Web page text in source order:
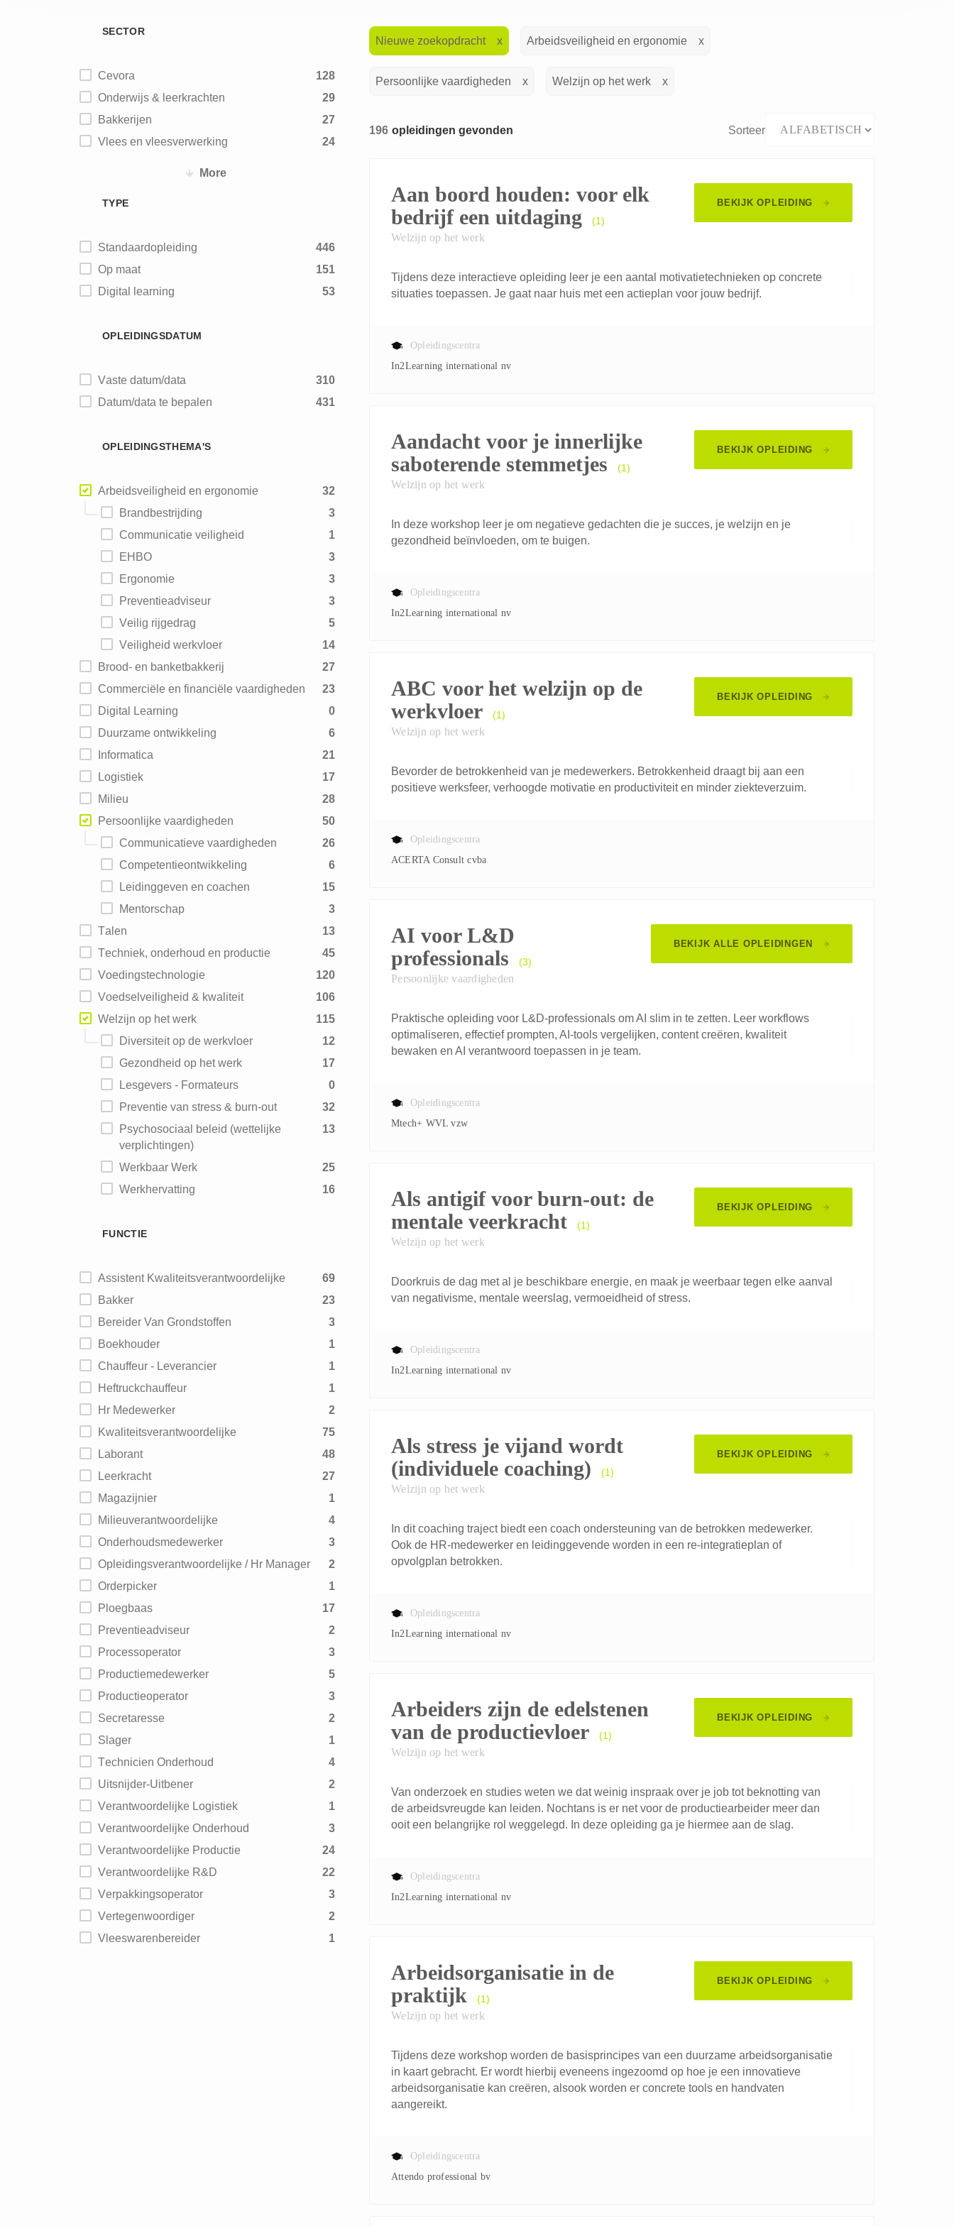
SECTOR
Cevora
128
Onderwijs & leerkrachten
29
Bakkerijen
27
Vlees en vleesverwerking
24
Zuivel
Maalderijen
3
Diervoeding
12
Chocolade - biscuits – snoep
2
Brouwerijen
More
TYPE
Standaardopleiding
446
Op maat
151
Digital learning
53
OPLEIDINGSDATUM
Vaste datum/data
310
Datum/data te bepalen
431
OPLEIDINGSTHEMA'S
Arbeidsveiligheid en ergonomie
32
Brandbestrijding
3
Communicatie veiligheid
1
EHBO
3
Ergonomie
3
Preventieadviseur
3
Veilig rijgedrag
5
Veiligheid werkvloer
14
Brood- en banketbakkerij
27
Commerciële en financiële vaardigheden
23
Digital Learning
0
Duurzame ontwikkeling
6
Informatica
21
Logistiek
17
Milieu
28
Persoonlijke vaardigheden
50
Communicatieve vaardigheden
26
Competentieontwikkeling
6
Leidinggeven en coachen
15
Mentorschap
3
Talen
13
Techniek, onderhoud en productie
45
Voedingstechnologie
120
Voedselveiligheid & kwaliteit
106
Welzijn op het werk
115
Diversiteit op de werkvloer
12
Gezondheid op het werk
17
Lesgevers - Formateurs
0
Preventie van stress & burn-out
32
Psychosociaal beleid (wettelijke
verplichtingen)
13
Werkbaar Werk
25
Werkhervatting
16
FUNCTIE
Assistent Kwaliteitsverantwoordelijke
69
Bakker
23
Bereider Van Grondstoffen
3
Boekhouder
1
Chauffeur - Leverancier
1
Heftruckchauffeur
1
Hr Medewerker
2
Kwaliteitsverantwoordelijke
75
Laborant
48
Leerkracht
27
Magazijnier
1
Milieuverantwoordelijke
4
Onderhoudsmedewerker
3
Opleidingsverantwoordelijke / Hr Manager
2
Orderpicker
1
Ploegbaas
17
Preventieadviseur
2
Processoperator
3
Productiemedewerker
5
Productieoperator
3
Secretaresse
2
Slager
1
Technicien Onderhoud
4
Uitsnijder-Uitbener
2
Verantwoordelijke Logistiek
1
Verantwoordelijke Onderhoud
3
Verantwoordelijke Productie
24
Verantwoordelijke R&D
22
Verpakkingsoperator
3
Vertegenwoordiger
2
Vleeswarenbereider
1
Nieuwe zoekopdracht Arbeidsveiligheid en ergonomie
Persoonlijke vaardigheden Welzijn op het werk
196 opleidingen gevonden Sorteer
BEKIJK OPLEIDING
Aan boord houden: voor elk
bedrijf een uitdaging
(1)
Welzijn op het werk
Tijdens deze interactieve opleiding leer je een aantal motivatietechnieken op concrete
situaties toepassen. Je gaat naar huis met een actieplan voor jouw bedrijf.
Opleidingscentra
In2Learning international nv
BEKIJK OPLEIDING
Aandacht voor je innerlijke
saboterende stemmetjes
(1)
Welzijn op het werk
In deze workshop leer je om negatieve gedachten die je succes, je welzijn en je
gezondheid beïnvloeden, om te buigen.
Opleidingscentra
In2Learning international nv
BEKIJK OPLEIDING
ABC voor het welzijn op de
werkvloer
(1)
Welzijn op het werk
Bevorder de betrokkenheid van je medewerkers. Betrokkenheid draagt bij aan een
positieve werksfeer, verhoogde motivatie en productiviteit en minder ziekteverzuim.
Opleidingscentra
ACERTA Consult cvba
BEKIJK ALLE OPLEIDINGEN
AI voor L&D
professionals
(3)
Persoonlijke vaardigheden
Praktische opleiding voor L&D-professionals om AI slim in te zetten. Leer workflows
optimaliseren, effectief prompten, AI-tools vergelijken, content creëren, kwaliteit
bewaken en AI verantwoord toepassen in je team.
Opleidingscentra
Mtech+ WVL vzw
BEKIJK OPLEIDING
Als antigif voor burn-out: de
mentale veerkracht
(1)
Welzijn op het werk
Doorkruis de dag met al je beschikbare energie, en maak je weerbaar tegen elke aanval
van negativisme, mentale weerslag, vermoeidheid of stress.
Opleidingscentra
In2Learning international nv
BEKIJK OPLEIDING
Als stress je vijand wordt
(individuele coaching)
(1)
Welzijn op het werk
In dit coaching traject biedt een coach ondersteuning van de betrokken medewerker.
Ook de HR-medewerker en leidinggevende worden in een re-integratieplan of
opvolgplan betrokken.
Opleidingscentra
In2Learning international nv
BEKIJK OPLEIDING
Arbeiders zijn de edelstenen
van de productievloer
(1)
Welzijn op het werk
Van onderzoek en studies weten we dat weinig inspraak over je job tot beknotting van
de arbeidsvreugde kan leiden. Nochtans is er net voor de productiearbeider meer dan
ooit een belangrijke rol weggelegd. In deze opleiding ga je hiermee aan de slag.
Opleidingscentra
In2Learning international nv
BEKIJK OPLEIDING
Arbeidsorganisatie in de
praktijk
(1)
Welzijn op het werk
Tijdens deze workshop worden de basisprincipes van een duurzame arbeidsorganisatie
in kaart gebracht. Er wordt hierbij eveneens ingezoomd op hoe je een innovatieve
arbeidsorganisatie kan creëren, alsook worden er concrete tools en handvaten
aangereikt.
Opleidingscentra
Attendo professional bv